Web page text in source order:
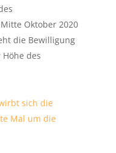
Oktober 2020
die Bewilligung
des
sich die
Mal um die